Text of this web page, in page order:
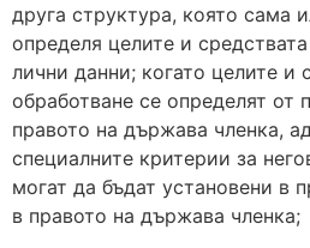
друга структура, която сама
определя целите и
лични данни; когато целите и
обработване се определят от
правото на държава членка,
специалните критерии за
могат да бъдат установени в
в правото на държава членка;